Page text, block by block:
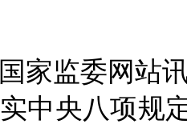
监委网站讯
中央八项规